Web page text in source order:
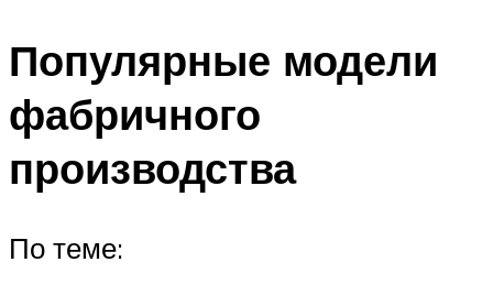
Популярные модели
фабричного
производства
По теме: